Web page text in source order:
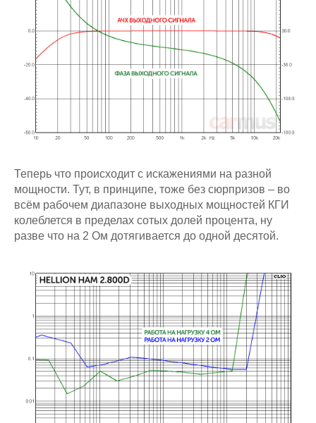
Теперь что происходит с искажениями на разной
мощности. Тут, в принципе, тоже без сюрпризов – во
всём рабочем диапазоне выходных мощностей КГИ
колеблется в пределах сотых долей процента, ну
разве что на 2 Ом дотягивается до одной десятой.